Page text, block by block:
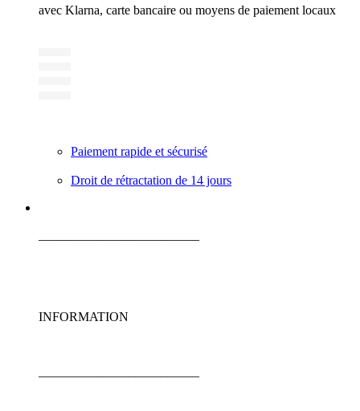
avec Klarna, carte bancaire ou moyens de paiement locaux
Paiement rapide et sécurisé
Droit de rétractation de 14 jours
INFORMATION